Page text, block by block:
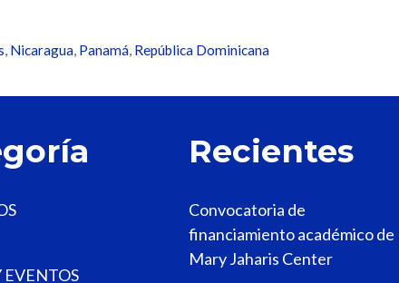
, Nicaragua, Panamá, República Dominicana
EVENTOS
Recientes
Convocatoria de
financiamiento académico de
Mary Jaharis Center